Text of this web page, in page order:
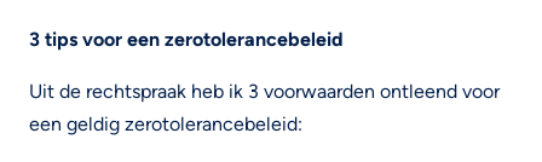
3 tips voor een zerotolerancebeleid
Uit de rechtspraak heb ik 3 voorwaarden ontleend voor
een geldig zerotolerancebeleid: